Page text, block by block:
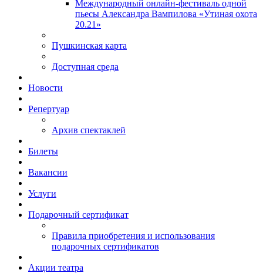
Международный онлайн-фестиваль одной
пьесы Александра Вампилова «Утиная охота
20.21»
Пушкинская карта
Доступная среда
Новости
Репертуар
Архив спектаклей
Билеты
Вакансии
Услуги
Подарочный сертификат
Правила приобретения и использования
подарочных сертификатов
Акции театра